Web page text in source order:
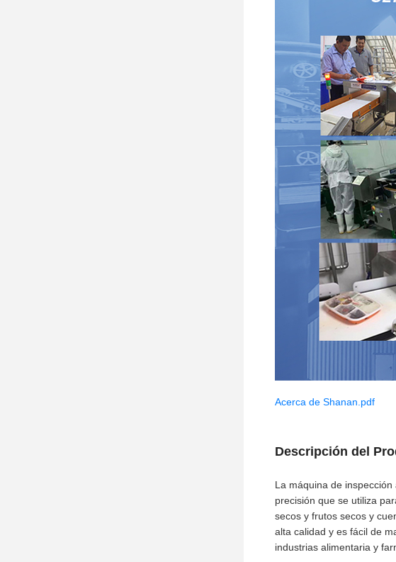
Acerca de Shanan.pdf
Descripción del
La máquina de
precisión que se utiliza
secos y frutos secos y
alta calidad y es fácil de
industrias alimentaria y